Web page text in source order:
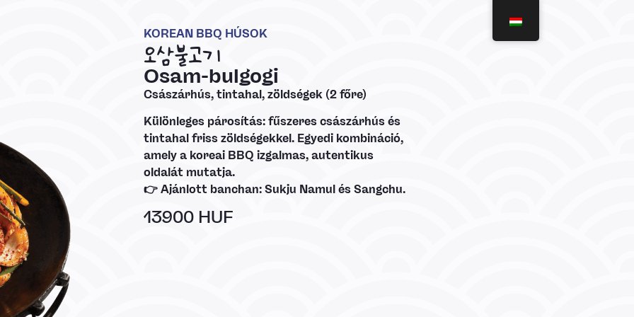
KOREAN BBQ HÚSOK
오삼불고기
Osam-bulgogi
Császárhús, tintahal, zöldségek (2 főre)
Különleges párosítás: fűszeres császárhús és
tintahal friss zöldségekkel. Egyedi kombináció,
amely a koreai BBQ izgalmas, autentikus
oldalát mutatja.
👉 Ajánlott banchan: Sukju Namul és Sangchu.
13900 HUF